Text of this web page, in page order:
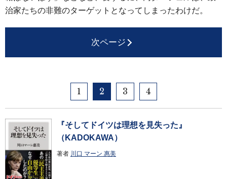
治家たちの非難のターゲットとなってしまったわけだ。
次ページ
1 2 3 4
『そしてドイツは理想を見失った』
（KADOKAWA）
著者 川口 マーン 惠美